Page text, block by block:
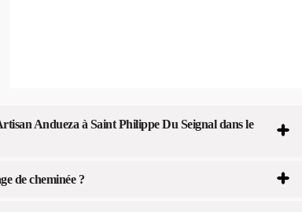
Andueza à Saint Philippe Du Seignal dans le
de cheminée ?